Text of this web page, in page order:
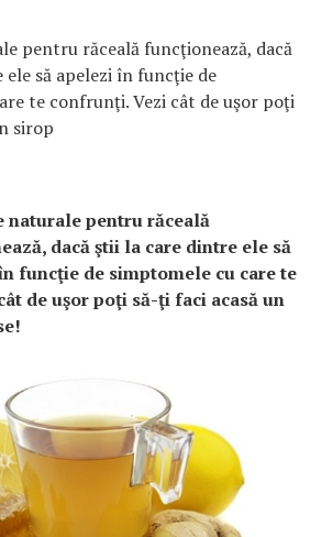
pentru răceală funcţionează, dacă
să apelezi în funcţie de
te confrunţi. Vezi cât de uşor poţi
sirop
naturale pentru răceală
dacă ştii la care dintre ele să
funcţie de simptomele cu care te
de uşor poţi să-ţi faci acasă un